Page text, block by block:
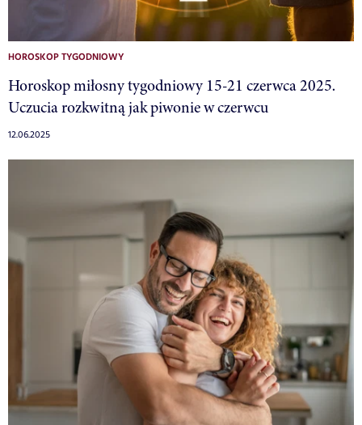
HOROSKOP TYGODNIOWY
Horoskop miłosny tygodniowy 15-21 czerwca 2025.
Uczucia rozkwitną jak piwonie w czerwcu
12.06.2025